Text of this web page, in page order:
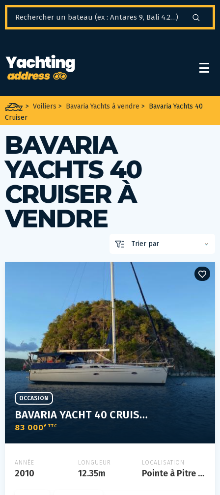
> Voiliers > Bavaria Yachts à vendre > Bavaria Yachts 40
Cruiser
BAVARIA
YACHTS 40
CRUISER À
VENDRE
BAVARIA YACHT 40 CRUISER
83 000€ TTC
OCCASION
ANNÉE
2010
LONGUEUR
12.35m
LOCALISATION
Pointe à Pitre / Guadeloupe
Panneau de gestion des cookies